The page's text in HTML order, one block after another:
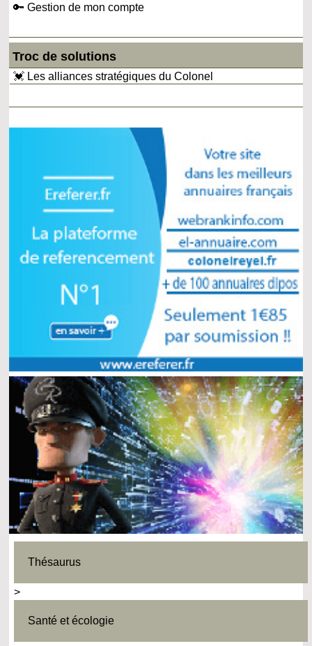
🔑 Gestion de mon compte
Troc de solutions
💓 Les alliances stratégiques du Colonel
Thésaurus
>
Santé et écologie